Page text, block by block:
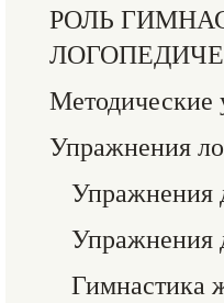
РОЛЬ
Методические
Упражнения
Упражнения
Гимнастика